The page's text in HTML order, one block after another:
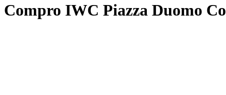
Compro IWC Piazza Duomo